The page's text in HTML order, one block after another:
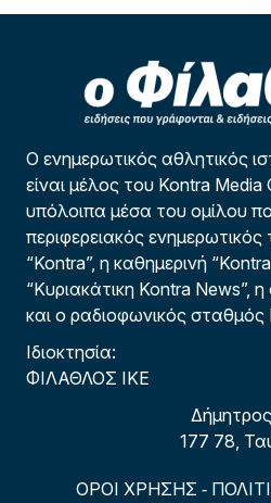
Ο ενημερωτικός αθλητικός
είναι μέλος του Kontra
υπόλοιπα μέσα του ομίλου
περιφερειακός
“Kontra”, η καθημερινή
“Κυριακάτικη Kontra News”,
και ο ραδιοφωνικός σταθμός
Ιδιοκτησία:
ΦΙΛΑΘΛΟΣ ΙΚΕ
177 78,
ΟΡΟΙ ΧΡΗΣΗΣ -